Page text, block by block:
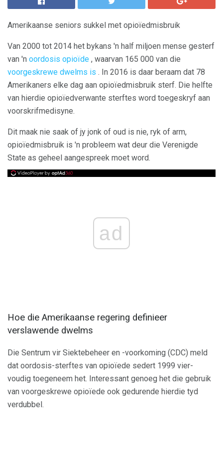
Amerikaanse seniors sukkel met opioïedmisbruik
Van 2000 tot 2014 het bykans 'n half miljoen mense gesterf
van 'n oordosis opioïde , waarvan 165 000 van die
voorgeskrewe dwelms is . In 2016 is daar beraam dat 78
Amerikaners elke dag aan opioïedmisbruik sterf. Die helfte
van hierdie opioïedverwante sterftes word toegeskryf aan
voorskrifmedisyne.
Dit maak nie saak of jy jonk of oud is nie, ryk of arm,
opioïedmisbruik is 'n probleem wat deur die Verenigde
State as geheel aangespreek moet word.
ad
Hoe die Amerikaanse regering definieer
verslawende dwelms
Die Sentrum vir Siektebeheer en -voorkoming (CDC) meld
dat oordosis-sterftes van opioïede sedert 1999 vier-
voudig toegeneem het. Interessant genoeg het die gebruik
van voorgeskrewe opioïede ook gedurende hierdie tyd
verdubbel.